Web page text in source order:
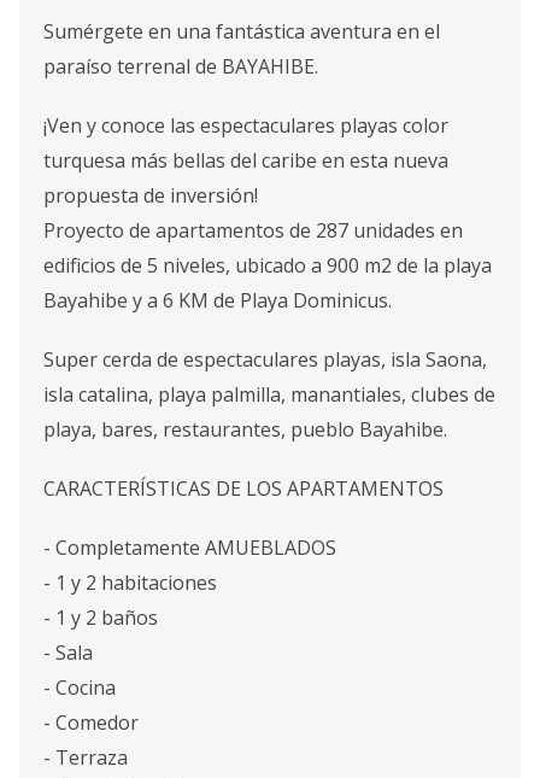
Sumérgete en una fantástica aventura en el
paraíso terrenal de BAYAHIBE.
¡Ven y conoce las espectaculares playas color
turquesa más bellas del caribe en esta nueva
propuesta de inversión!
Proyecto de apartamentos de 287 unidades en
edificios de 5 niveles, ubicado a 900 m2 de la playa
Bayahibe y a 6 KM de Playa Dominicus.
Super cerda de espectaculares playas, isla Saona,
isla catalina, playa palmilla, manantiales, clubes de
playa, bares, restaurantes, pueblo Bayahibe.
CARACTERÍSTICAS DE LOS APARTAMENTOS
- Completamente AMUEBLADOS
- 1 y 2 habitaciones
- 1 y 2 baños
- Sala
- Cocina
- Comedor
- Terraza